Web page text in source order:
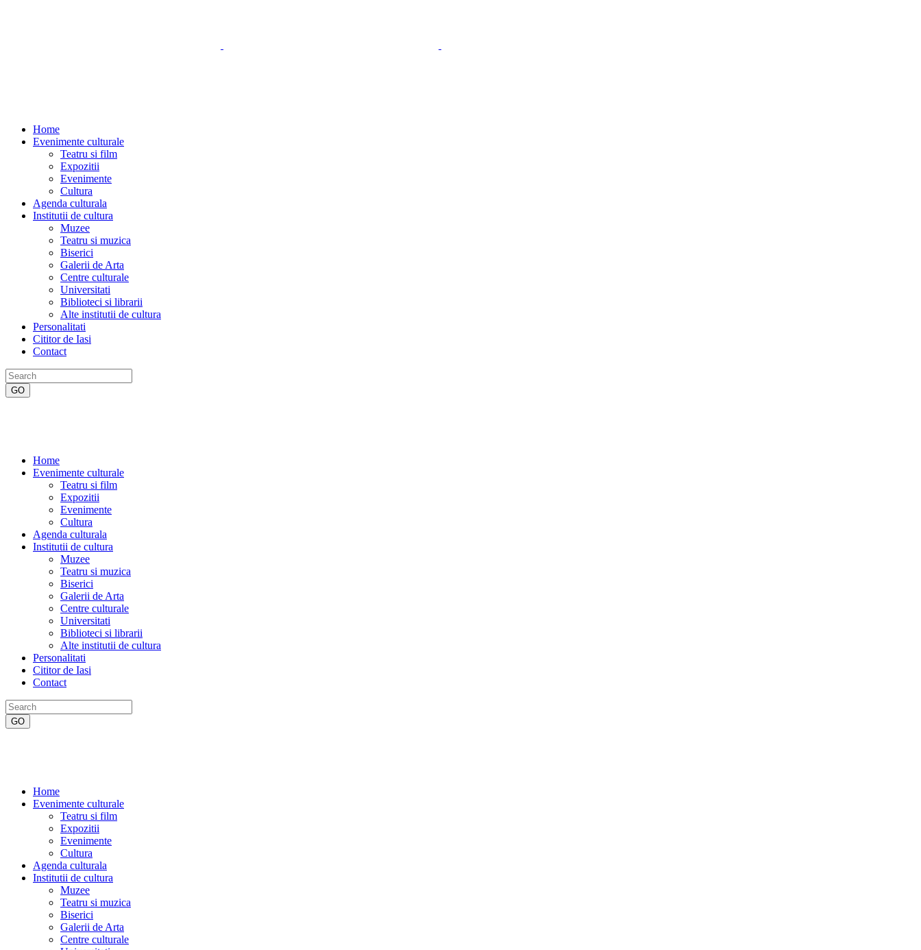
Home
Evenimente culturale
Teatru si film
Expozitii
Evenimente
Cultura
Agenda culturala
Institutii de cultura
Muzee
Teatru si muzica
Biserici
Galerii de Arta
Centre culturale
Universitati
Biblioteci si librarii
Alte institutii de cultura
Personalitati
Cititor de Iasi
Contact
Home
Evenimente culturale
Teatru si film
Expozitii
Evenimente
Cultura
Agenda culturala
Institutii de cultura
Muzee
Teatru si muzica
Biserici
Galerii de Arta
Centre culturale
Universitati
Biblioteci si librarii
Alte institutii de cultura
Personalitati
Cititor de Iasi
Contact
Home
Evenimente culturale
Teatru si film
Expozitii
Evenimente
Cultura
Agenda culturala
Institutii de cultura
Muzee
Teatru si muzica
Biserici
Galerii de Arta
Centre culturale